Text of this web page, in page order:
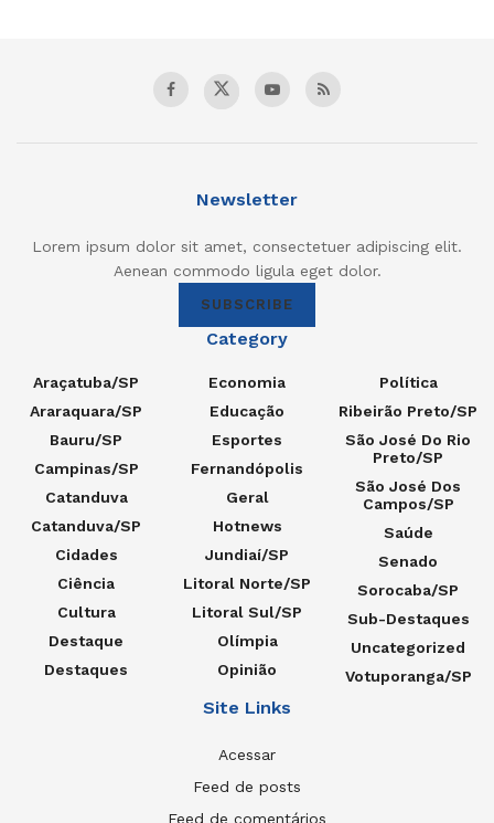
Newsletter
Lorem ipsum dolor sit amet, consectetuer adipiscing elit.
Aenean commodo ligula eget dolor.
SUBSCRIBE
Category
Araçatuba/SP
Araraquara/SP
Bauru/SP
Campinas/SP
Catanduva
Catanduva/SP
Cidades
Ciência
Cultura
Destaque
Destaques
Economia
Educação
Esportes
Fernandópolis
Geral
Hotnews
Jundiaí/SP
Litoral Norte/SP
Litoral Sul/SP
Olímpia
Opinião
Política
Ribeirão Preto/SP
São José Do Rio
Preto/SP
São José Dos
Campos/SP
Saúde
Senado
Sorocaba/SP
Sub-Destaques
Uncategorized
Votuporanga/SP
Site Links
Acessar
Feed de posts
Feed de comentários